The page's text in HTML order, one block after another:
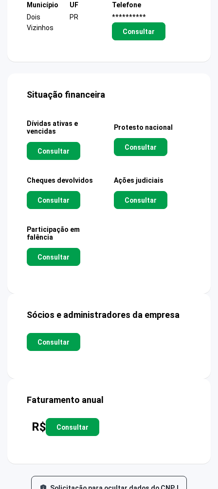
Município
Dois
Vizinhos
UF
PR
Telefone
**********
Consultar
Situação financeira
Dívidas ativas e
vencidas
Consultar
Protesto nacional
Consultar
Cheques devolvidos
Consultar
Ações judiciais
Consultar
Participação em
falência
Consultar
Sócios e administradores da empresa
Consultar
Faturamento anual
R$ Consultar